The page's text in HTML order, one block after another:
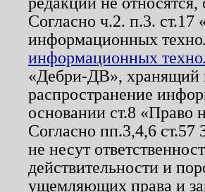
Согласно ч.2. п.3.
информационных
информационных
«Дебри-ДВ», хранящий
распространение
основании ст.8
Согласно пп.3,4,6
не несут
действительности и
ущемляющих права и